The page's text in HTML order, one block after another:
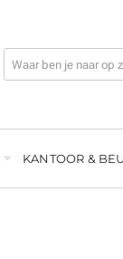
KANTOOR &